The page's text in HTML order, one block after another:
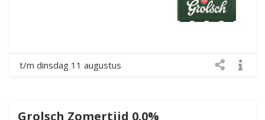
t/m dinsdag 11 augustus
Grolsch Zomertijd 0.0%